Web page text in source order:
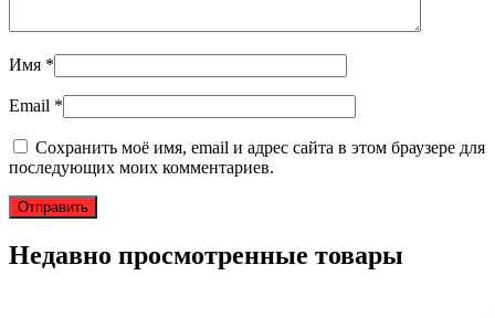
Имя *
Email *
Сохранить моё имя, email и адрес сайта в этом браузере для
последующих моих комментариев.
Недавно просмотренные товары